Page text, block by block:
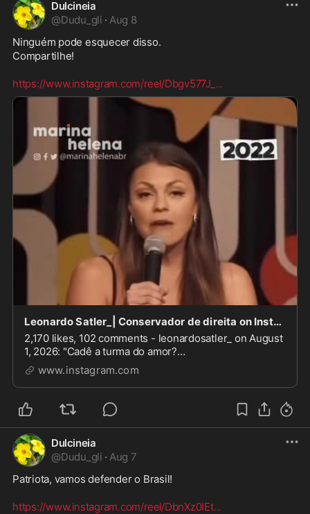
Dulcineia
@Dudu_gli · Aug 8
Ninguém pode esquecer disso.
Compartilhe!
https://www.instagram.com/reel/Dbgv577J_ ...
Leonardo Satler_| Conservador de direita on Instagram: "Cadê a turma do amor? #brasilacimade
2,170 likes, 102 comments - leonardosatler_ on August
1, 2026: "Cadê a turma do amor?
#brasilacimadetudodeusacimadetodos
#deusnocomando #deusnocontrole
#deusacimadetudo #deusacimadetodos".
www.instagram.com
Dulcineia
@Dudu_gli · Aug 7
Patriota, vamos defender o Brasil!
https://www.instagram.com/reel/DbnXz0IEt...